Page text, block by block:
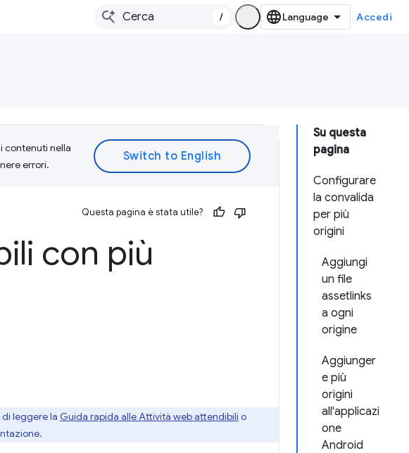
/ Accedi
Su questa
pagina
Configurare
la convalida
per più
origini
Aggiungi
un file
assetlinks
a ogni
origine
Aggiunger
e più
origini
all'applicazi
one
Android
contenuti nella
errori.
Questa pagina è stata utile?
con più
leggere la Guida rapida alle Attività web attendibili o